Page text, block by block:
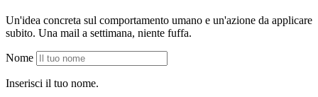
Un'idea concreta sul comportamento umano e un'azione da applicare
subito. Una mail a settimana, niente fuffa.
Nome
Inserisci il tuo nome.